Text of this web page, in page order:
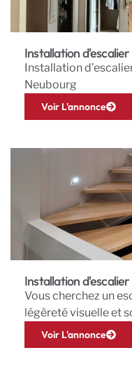
Installation
Installation
Neubourg
Voir L'annonce
Installation
Vous cherchez un
légèreté visuelle et
Voir L'annonce